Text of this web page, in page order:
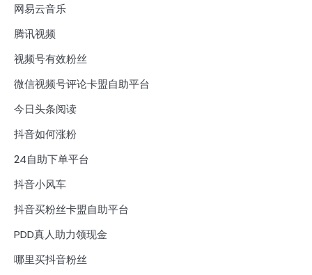
网易云音乐
腾讯视频
视频号有效粉丝
微信视频号评论卡盟自助平台
今日头条阅读
抖音如何涨粉
24自助下单平台
抖音小风车
抖音买粉丝卡盟自助平台
PDD真人助力领现金
哪里买抖音粉丝